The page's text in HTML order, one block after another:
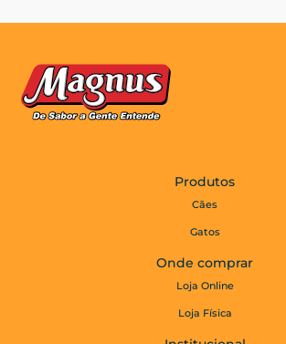
Produtos
Cães
Gatos
Onde comprar
Loja Online
Loja Física